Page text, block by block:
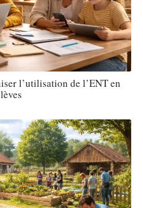
l’utilisation de l’ENT en